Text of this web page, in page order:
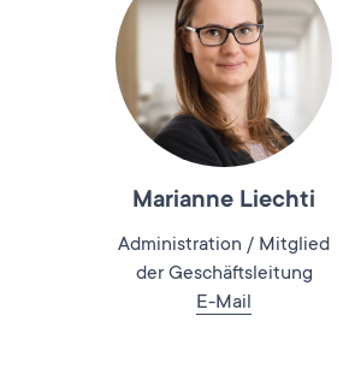
Marianne Liechti
Administration / Mitglied
der Geschäftsleitung
E-Mail